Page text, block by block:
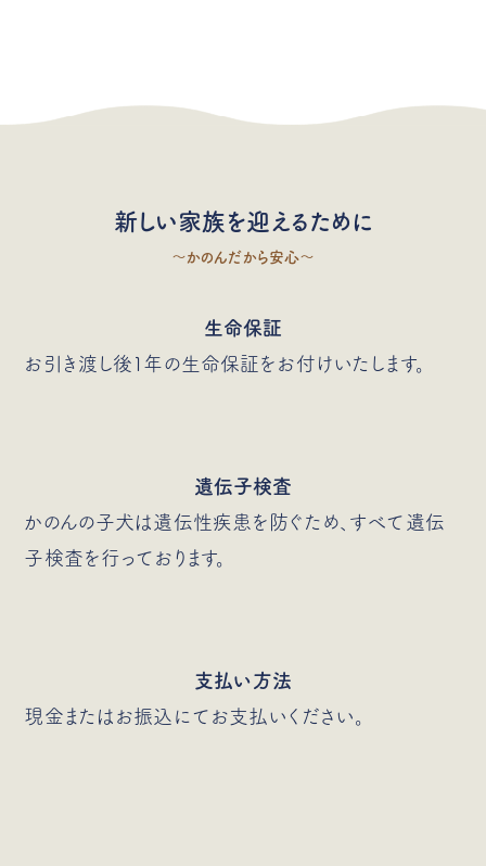
新しい家族を迎えるために
〜かのんだから安心〜
生命保証
お引き渡し後1年の生命保証をお付けいたします。
遺伝子検査
かのんの子犬は遺伝性疾患を防ぐため、すべて遺伝
子検査を行っております。
支払い方法
現金またはお振込にてお支払いください。